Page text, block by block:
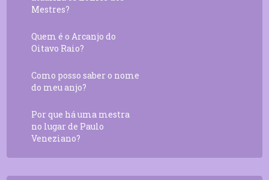
Mestres?
Quem é o Arcanjo do
Oitavo Raio?
Como posso saber o nome
do meu anjo?
Por que há uma mestra
no lugar de Paulo
Veneziano?